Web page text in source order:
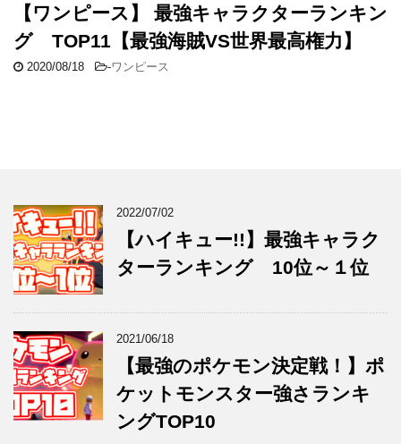
【ワンピース】 最強キャラクターランキン
グ TOP11【最強海賊VS世界最高権力】
2020/08/18 -ワンピース
2022/07/02
【ハイキュー!!】最強キャラク
ターランキング 10位～１位
2021/06/18
【最強のポケモン決定戦！】ポ
ケットモンスター強さランキ
ングTOP10